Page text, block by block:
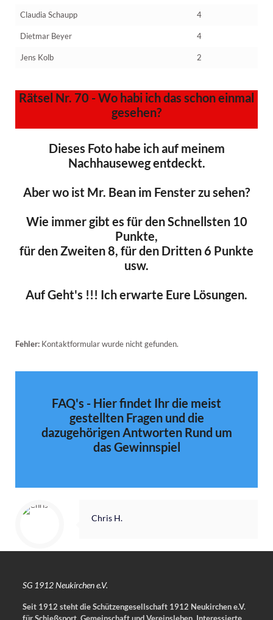
Claudia Schaupp 4
Dietmar Beyer 4
Jens Kolb 2
Rätsel Nr. 70 - Wo habi ich das schon einmal
gesehen?
Dieses Foto habe ich auf meinem
Nachhauseweg entdeckt.
Aber wo ist Mr. Bean im Fenster zu sehen?
Wie immer gibt es für den Schnellsten 10
Punkte,
für den Zweiten 8, für den Dritten 6 Punkte
usw.
Auf Geht's !!! Ich erwarte Eure Lösungen.
Fehler: Kontaktformular wurde nicht gefunden.
FAQ's - Hier findet Ihr die meist
gestellten Fragen und die
dazugehörigen Antworten Rund um
das Gewinnspiel
Chris H.
SG 1912 Neukirchen e.V.
Seit 1912 steht die Schützengesellschaft 1912 Neukirchen e.V.